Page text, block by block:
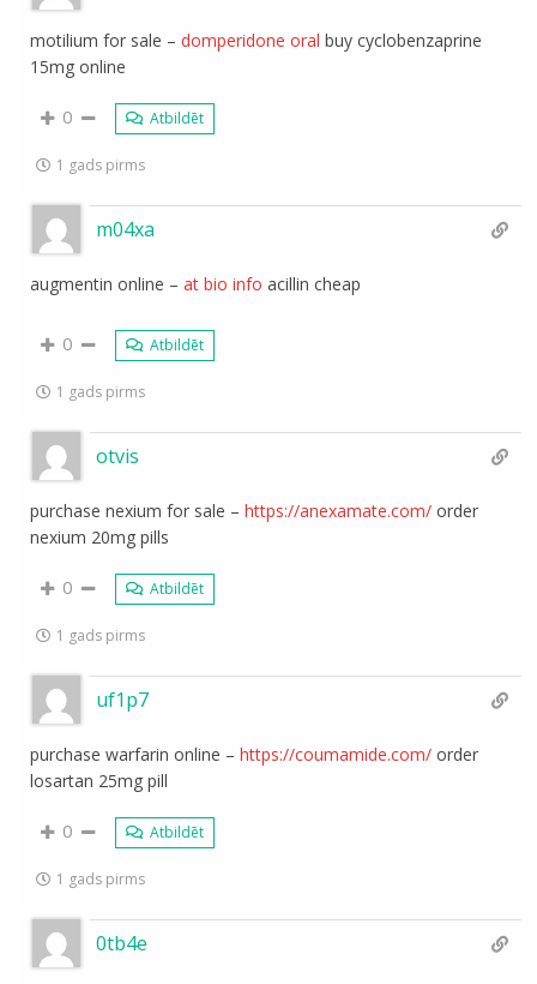
motilium for sale –domperidone oral buy cyclobenzaprine
15mg online
0 Atbildēt
1 gads pirms
m04xa
augmentin online –at bio info acillin cheap
0 Atbildēt
1 gads pirms
otvis
purchase nexium for sale –https://anexamate.com/ order
nexium 20mg pills
0 Atbildēt
1 gads pirms
uf1p7
purchase warfarin online –https://coumamide.com/ order
losartan 25mg pill
0 Atbildēt
1 gads pirms
0tb4e